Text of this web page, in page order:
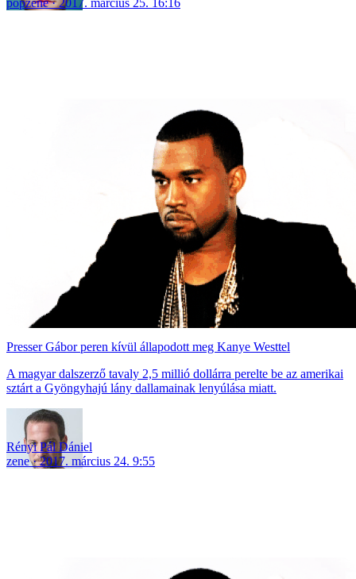
popzene
2017. március 25. 16:16
Presser Gábor peren kívül állapodott meg Kanye Westtel
A magyar dalszerző tavaly 2,5 millió dollárra perelte be az amerikai
sztárt a Gyöngyhajú lány dallamainak lenyúlása miatt.
Rényi Pál Dániel
zene
2017. március 24. 9:55